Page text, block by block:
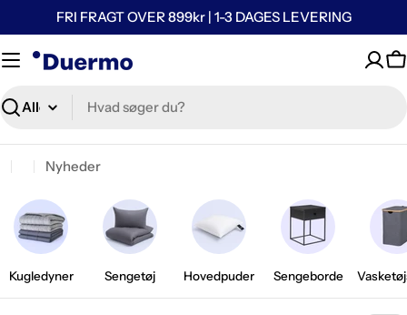
FRI FRAGT OVER 899kr | 1-3 DAGES LEVERING
Søg
Nyheder
Kugledyner Sengetøj Hovedpuder Sengeborde